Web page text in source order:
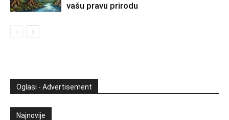
vašu pravu prirodu
Oglasi - Advertisement
Najnovije